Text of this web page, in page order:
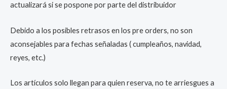
actualizará si se pospone por parte del distribuidor
Debido a los posibles retrasos en los pre orders, no son
aconsejables para fechas señaladas ( cumpleaños, navidad,
reyes, etc.)
Los artículos solo llegan para quien reserva, no te arriesgues a